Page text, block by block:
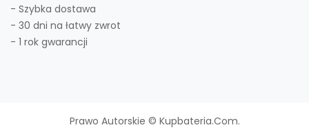
- Szybka dostawa
- 30 dni na łatwy zwrot
- 1 rok gwarancji
Prawo Autorskie © Kupbateria.com.